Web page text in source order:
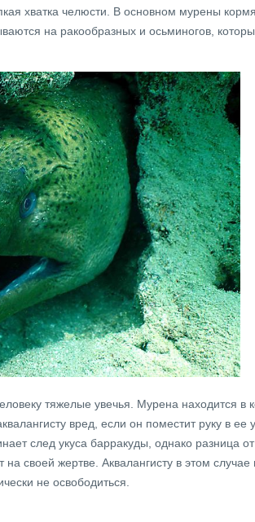
хватка челюсти. В основном мурены
на ракообразных и осьминогов,
тяжелые увечья. Мурена находится в
вред, если он поместит руку в ее
след укуса барракуды, однако разница
своей жертве. Аквалангисту в этом случае
не освободиться.